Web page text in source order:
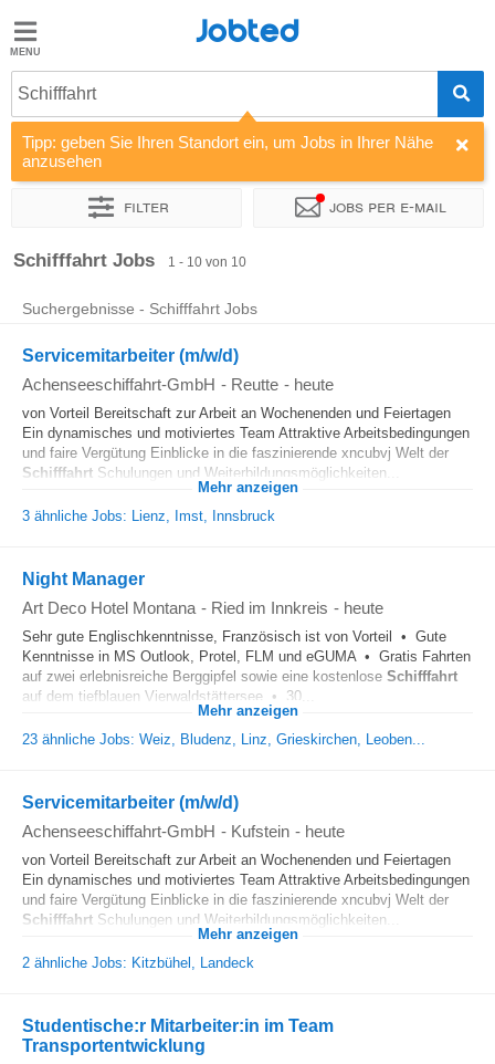
Jobted
Jobs
Gehalt
Jobted
Schifffahrt
Tipp: geben Sie Ihren Standort ein, um Jobs in Ihrer Nähe
anzusehen
Filter Jobs per e-mail
Sortieren nach Unternehmen
Schifffahrt Jobs 1 - 10 von 10
Suchergebnisse - Schifffahrt Jobs
Servicemitarbeiter (m/w/d)
Achenseeschiffahrt-GmbH - Reutte - heute
von Vorteil Bereitschaft zur Arbeit an Wochenenden und Feiertagen
Ein dynamisches und motiviertes Team Attraktive Arbeitsbedingungen
und faire Vergütung Einblicke in die faszinierende xncubvj Welt der
Schifffahrt Schulungen und Weiterbildungsmöglichkeiten...
Mehr anzeigen
3 ähnliche Jobs: Lienz, Imst, Innsbruck
Night Manager
Art Deco Hotel Montana - Ried im Innkreis - heute
Sehr gute Englischkenntnisse, Französisch ist von Vorteil • Gute
Kenntnisse in MS Outlook, Protel, FLM und eGUMA • Gratis Fahrten
auf zwei erlebnisreiche Berggipfel sowie eine kostenlose Schifffahrt
auf dem tiefblauen Vierwaldstättersee • 30...
Mehr anzeigen
23 ähnliche Jobs: Weiz, Bludenz, Linz, Grieskirchen, Leoben...
Servicemitarbeiter (m/w/d)
Achenseeschiffahrt-GmbH - Kufstein - heute
von Vorteil Bereitschaft zur Arbeit an Wochenenden und Feiertagen
Ein dynamisches und motiviertes Team Attraktive Arbeitsbedingungen
und faire Vergütung Einblicke in die faszinierende xncubvj Welt der
Schifffahrt Schulungen und Weiterbildungsmöglichkeiten...
Mehr anzeigen
2 ähnliche Jobs: Kitzbühel, Landeck
Studentische:r Mitarbeiter:in im Team
Transportentwicklung